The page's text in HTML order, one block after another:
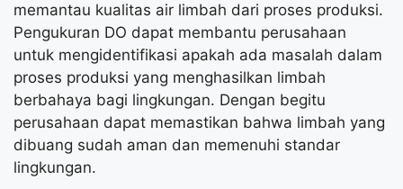
memantau kualitas air limbah dari proses produksi.
Pengukuran DO dapat membantu perusahaan
untuk mengidentifikasi apakah ada masalah dalam
proses produksi yang menghasilkan limbah
berbahaya bagi lingkungan. Dengan begitu
perusahaan dapat memastikan bahwa limbah yang
dibuang sudah aman dan memenuhi standar
lingkungan.